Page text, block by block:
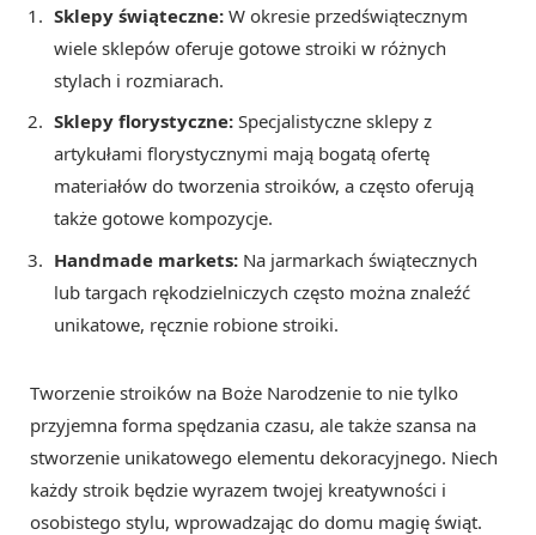
Sklepy świąteczne: W okresie przedświątecznym
wiele sklepów oferuje gotowe stroiki w różnych
stylach i rozmiarach.
Sklepy florystyczne: Specjalistyczne sklepy z
artykułami florystycznymi mają bogatą ofertę
materiałów do tworzenia stroików, a często oferują
także gotowe kompozycje.
Handmade markets: Na jarmarkach świątecznych
lub targach rękodzielniczych często można znaleźć
unikatowe, ręcznie robione stroiki.
Tworzenie stroików na Boże Narodzenie to nie tylko
przyjemna forma spędzania czasu, ale także szansa na
stworzenie unikatowego elementu dekoracyjnego. Niech
każdy stroik będzie wyrazem twojej kreatywności i
osobistego stylu, wprowadzając do domu magię świąt.